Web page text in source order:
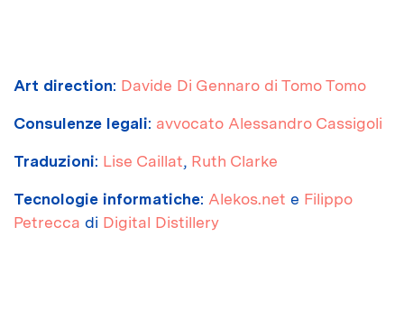
Art direction: Davide Di Gennaro di Tomo Tomo
Consulenze legali: avvocato Alessandro Cassigoli
Traduzioni: Lise Caillat, Ruth Clarke
Tecnologie informatiche: Alekos.net e Filippo
Petrecca di Digital Distillery